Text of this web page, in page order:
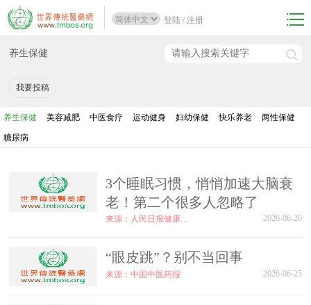
登陆 / 注册
养生保健
我要投稿
养生保健 美容减肥 中医食疗 运动健身 妇幼保健 快乐养老 两性保健
糖尿病
3个睡眠习惯，悄悄加速大脑衰
老！第二个很多人忽略了
来源：人民日报健康客户端 2026-06-26
“眼皮跳”？别不当回事
来源：中国中医药报 2026-06-25